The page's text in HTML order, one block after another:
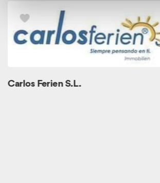
Carlos Ferien S.L.